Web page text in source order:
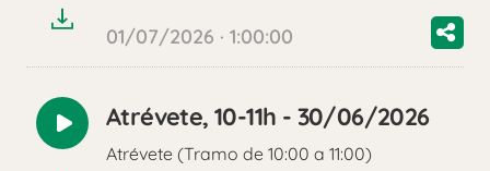
01/07/2026 · 1:00:00
Reproducir
audio
Atrévete, 10-11h - 30/06/2026
Atrévete (Tramo de 10:00 a 11:00)